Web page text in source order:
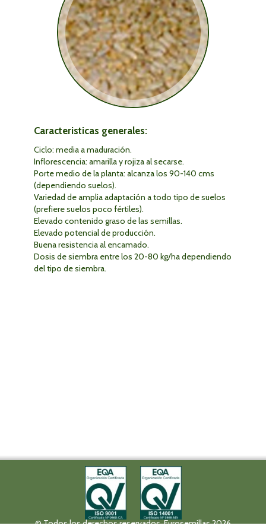
Caracteristicas generales:
Ciclo: media a maduración.
Inflorescencia: amarilla y rojiza al secarse.
Porte medio de la planta: alcanza los 90-140 cms
(dependiendo suelos).
Variedad de amplia adaptación a todo tipo de suelos
(prefiere suelos poco fértiles).
Elevado contenido graso de las semillas.
Elevado potencial de producción.
Buena resistencia al encamado.
Dosis de siembra entre los 20-80 kg/ha dependiendo
del tipo de siembra.
© Todos los derechos reservados. Eurosemillas 2026